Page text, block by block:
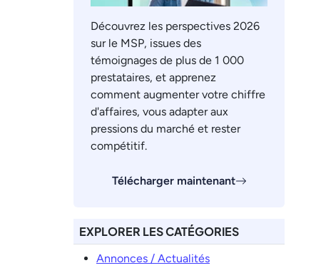
Découvrez les perspectives 2026
sur le MSP, issues des
témoignages de plus de 1 000
prestataires, et apprenez
comment augmenter votre chiffre
d'affaires, vous adapter aux
pressions du marché et rester
compétitif.
Télécharger maintenant
EXPLORER LES CATÉGORIES
Annonces / Actualités